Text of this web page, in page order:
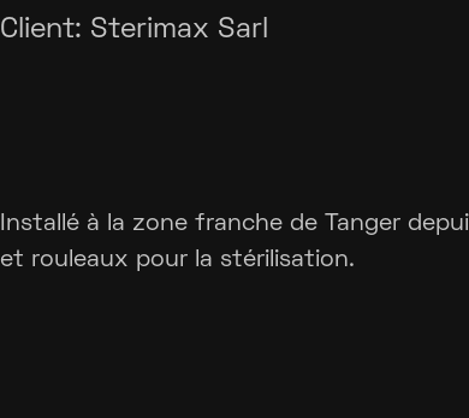
Client: Sterimax Sarl
Installé à la zone franche de Tanger
et rouleaux pour la stérilisation.